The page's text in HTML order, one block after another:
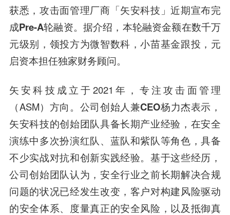
获悉，攻击面管理厂商「矢安科技」近期宣布完
成Pre-A轮融资。据介绍，本轮融资金额在数千万
元级别 ， 领投方为微智数科，小苗基金跟投，元
启资本担任独家财务顾问。
矢安科技成立于2021年，专注攻击面管理
（ASM）方向。 公司创始人兼CEO杨力杰表示 ，
矢安科技的创始团队具备长期产业经验，在安全
演练中多次扮演红队、蓝队和紫队等角色，具备
不少实战对抗和创新实践经验。基于这些经历，
公司创始团队认为，安全行业之前长期解决合规
问题的状况已经发生改变，客户对构建风险驱动
的安全体系、度量真正的安全风险，以及抵御真